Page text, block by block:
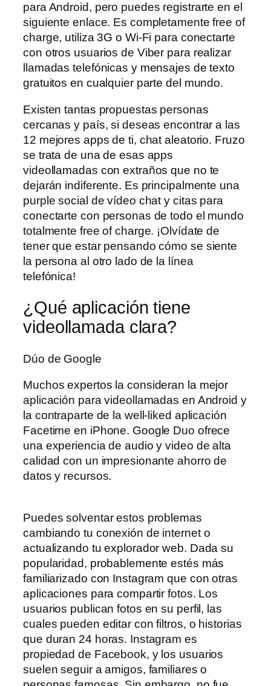
para Android, pero puedes registrarte en el
siguiente enlace. Es completamente free of
charge, utiliza 3G o Wi-Fi para conectarte
con otros usuarios de Viber para realizar
llamadas telefónicas y mensajes de texto
gratuitos en cualquier parte del mundo.
Existen tantas propuestas personas
cercanas y país, si deseas encontrar a las
12 mejores apps de ti, chat aleatorio. Fruzo
se trata de una de esas apps
videollamadas con extraños que no te
dejarán indiferente. Es principalmente una
purple social de vídeo chat y citas para
conectarte con personas de todo el mundo
totalmente free of charge. ¡Olvídate de
tener que estar pensando cómo se siente
la persona al otro lado de la línea
telefónica!
¿Qué aplicación tiene
videollamada clara?
Dúo de Google
Muchos expertos la consideran la mejor
aplicación para videollamadas en Android y
la contraparte de la well-liked aplicación
Facetime en iPhone. Google Duo ofrece
una experiencia de audio y video de alta
calidad con un impresionante ahorro de
datos y recursos.
Puedes solventar estos problemas
cambiando tu conexión de internet o
actualizando tu explorador web. Dada su
popularidad, probablemente estés más
familiarizado con Instagram que con otras
aplicaciones para compartir fotos. Los
usuarios publican fotos en su perfil, las
cuales pueden editar con filtros, o historias
que duran 24 horas. Instagram es
propiedad de Facebook, y los usuarios
suelen seguir a amigos, familiares o